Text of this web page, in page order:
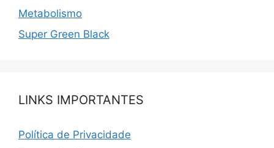
Metabolismo
Super Green Black
LINKS IMPORTANTES
Política de Privacidade